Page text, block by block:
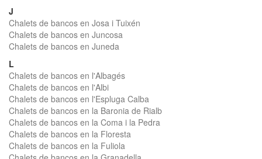
J
Chalets de bancos en Josa i Tuixén
Chalets de bancos en Juncosa
Chalets de bancos en Juneda
L
Chalets de bancos en l'Albagés
Chalets de bancos en l'Albi
Chalets de bancos en l'Espluga Calba
Chalets de bancos en la Baronia de Rialb
Chalets de bancos en la Coma i la Pedra
Chalets de bancos en la Floresta
Chalets de bancos en la Fuliola